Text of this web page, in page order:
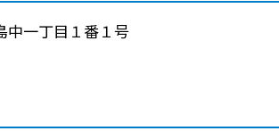
一丁目１番１号